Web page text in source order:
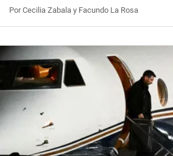
Por Cecilia Zabala y Facundo La Rosa